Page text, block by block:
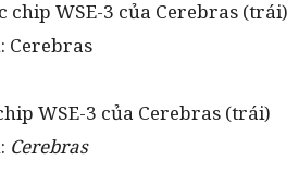
WSE-3 của Cerebras (trái)
Cerebras